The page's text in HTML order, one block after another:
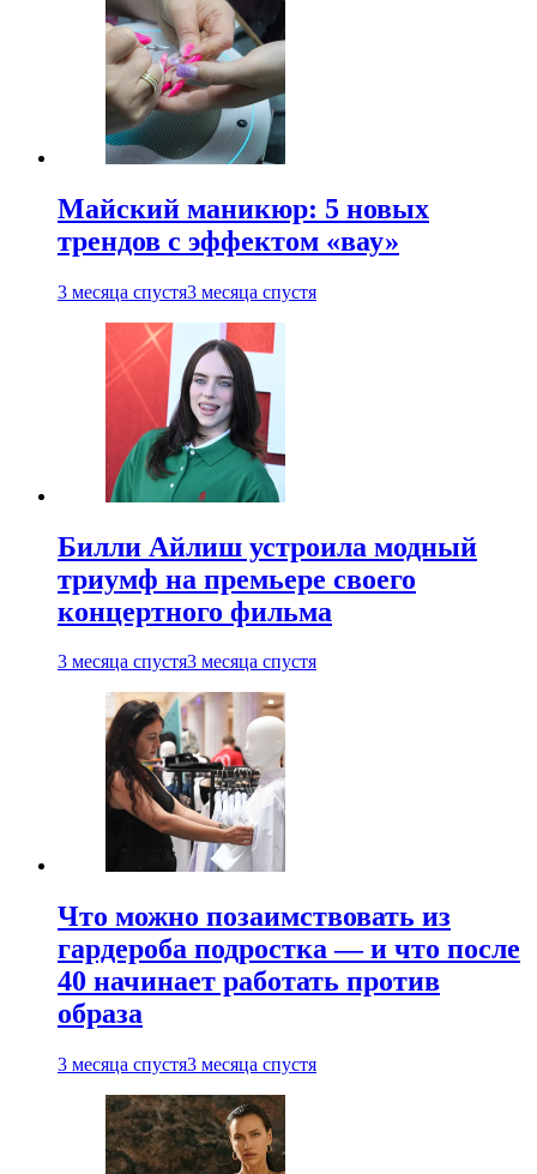
Майский маникюр: 5 новых
трендов с эффектом «вау»
3 месяца спустя3 месяца спустя
Билли Айлиш устроила модный
триумф на премьере своего
концертного фильма
3 месяца спустя3 месяца спустя
Что можно позаимствовать из
гардероба подростка — и что после
40 начинает работать против
образа
3 месяца спустя3 месяца спустя